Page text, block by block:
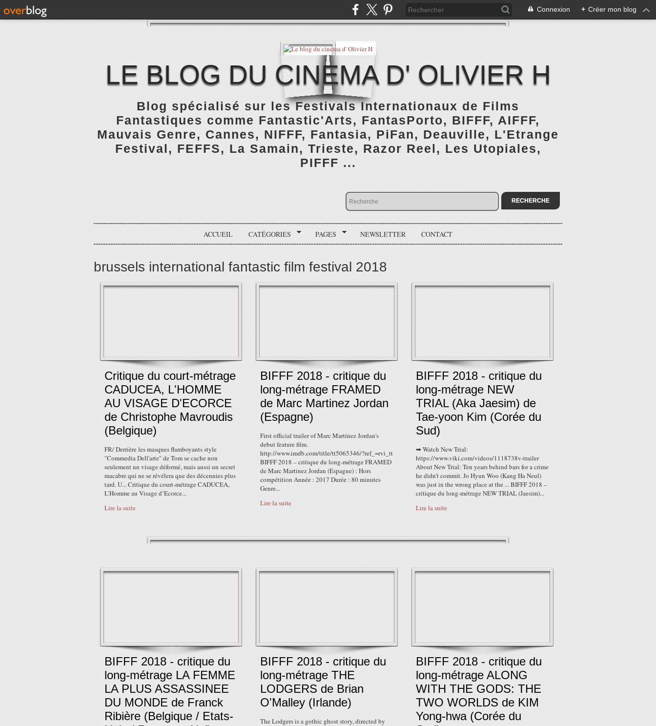
Connexion + Créer mon blog
LE BLOG DU CINEMA D' OLIVIER H
Blog spécialisé sur les Festivals Internationaux de Films
Fantastiques comme Fantastic'Arts, FantasPorto, BIFFF, AIFFF,
Mauvais Genre, Cannes, NIFFF, Fantasia, PiFan, Deauville, L'Etrange
Festival, FEFFS, La Samain, Trieste, Razor Reel, Les Utopiales,
PIFFF ...
ACCUEIL CATÉGORIES PAGES NEWSLETTER CONTACT
brussels international fantastic film festival 2018
Critique du court-métrage
CADUCEA, L'HOMME
AU VISAGE D'ECORCE
de Christophe Mavroudis
(Belgique)
FR/ Derrière les masques flamboyants style
"Commedia Dell'arte" de Tom se cache non
seulement un visage déformé, mais aussi un secret
macabre qui ne se révélera que des décennies plus
tard. U... Critique du court-métrage CADUCEA,
L’Homme au Visage d’Ecorce...
Lire la suite
BIFFF 2018 - critique du
long-métrage FRAMED
de Marc Martinez Jordan
(Espagne)
First official trailer of Marc Martínez Jordan's
debut feature film.
http://www.imdb.com/title/tt5065346/?ref_=rvi_tt
BIFFF 2018 – critique du long-métrage FRAMED
de Marc Martinez Jordan (Espagne) : Hors
compétition Année : 2017 Durée : 80 minutes
Genre...
Lire la suite
BIFFF 2018 - critique du
long-métrage NEW
TRIAL (Aka Jaesim) de
Tae-yoon Kim (Corée du
Sud)
➡ Watch New Trial:
https://www.viki.com/videos/1118738v-trailer
About New Trial: Ten years behind bars for a crime
he didn't commit. Jo Hyun Woo (Kang Ha Neul)
was just in the wrong place at the ... BIFFF 2018 –
critique du long-métrage NEW TRIAL (Jaesim)...
Lire la suite
BIFFF 2018 - critique du
long-métrage LA FEMME
LA PLUS ASSASSINEE
DU MONDE de Franck
Ribière (Belgique / Etats-
BIFFF 2018 - critique du
long-métrage THE
LODGERS de Brian
O'Malley (Irlande)
The Lodgers is a gothic ghost story, directed by
BIFFF 2018 - critique du
long-métrage ALONG
WITH THE GODS: THE
TWO WORLDS de KIM
Yong-hwa (Corée du